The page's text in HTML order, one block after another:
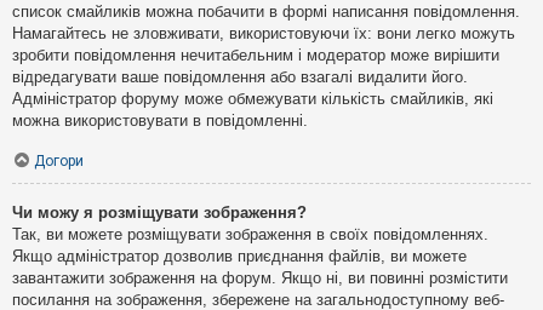
список смайликів можна побачити в формі написання повідомлення.
Намагайтесь не зловживати, використовуючи їх: вони легко можуть
зробити повідомлення нечитабельним і модератор може вирішити
відредагувати ваше повідомлення або взагалі видалити його.
Адміністратор форуму може обмежувати кількість смайликів, які
можна використовувати в повідомленні.
Догори
Чи можу я розміщувати зображення?
Так, ви можете розміщувати зображення в своїх повідомленнях.
Якщо адміністратор дозволив приєднання файлів, ви можете
завантажити зображення на форум. Якщо ні, ви повинні розмістити
посилання на зображення, збережене на загальнодоступному веб-